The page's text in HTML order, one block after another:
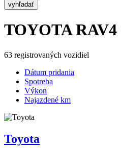
vyhľadať
TOYOTA RAV4
63 registrovaných vozidiel
Dátum pridania
Spotreba
Výkon
Najazdené km
Toyota